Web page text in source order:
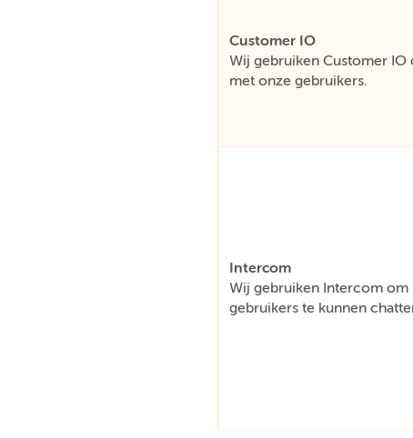
Customer IO
Wij gebruiken Customer
met onze gebruikers.
Intercom
Wij gebruiken Intercom om
gebruikers te kunnen